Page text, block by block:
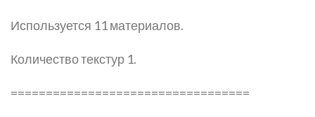
Используется 11 материалов.
Количество текстур 1.
==================================